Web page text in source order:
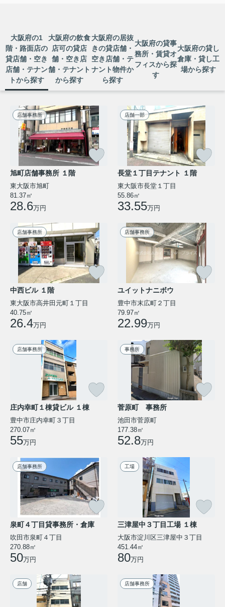
室向きの物件とそうでない物件があ
り、さらに店舗との違いも理解して
おかない...
2026.07.08
京都大阪でワークショップ教室開業
京都や大阪で、自分らしいワークシ
ョップ教室を開きたいと考える方は
年々増えています。その一方で、路
面店テナントを選ぶべきか、ビル上
階や商業施設内など別の立地にする
べきか、判断に迷う場面も多いので
はないで...
2026.07.07
京都大阪で少人数ワークショップ開
業？教室に向いているテナント...
京都や大阪で少人数制のワークショ
ップや教室を開きたいと考えた時、
どんなテナントが本当に向いている
のか、迷ってしまう方は少なくあり
ません。なんとなく広さや賃料だけ
で選んでしまうと、参加者同士が話
しづらか...
大阪府の1
階・路面店の
貸店舗・空き
店舗・テナン
トから探す
大阪府の飲食
店可の貸店
舗・空き店
舗・テナント
から探す
大阪府の居抜
きの貸店舗・
空き店舗・テ
ナント物件か
ら探す
大阪府の貸事
務所・賃貸オ
フィスから探
す
大阪府の貸し
倉庫・貸し工
場から探す
店舗事務所
旭町店舗事務所 １階
東大阪市旭町
81.37㎡
28.6万円
店舗一部
長堂１丁目テナント １階
東大阪市長堂１丁目
55.86㎡
33.55万円
店舗事務所
中西ビル １階
東大阪市高井田元町１丁目
40.75㎡
26.4万円
店舗事務所
ユイットナニボウ
豊中市末広町２丁目
79.97㎡
22.99万円
店舗事務所
庄内幸町１棟貸ビル １棟
豊中市庄内幸町３丁目
270.07㎡
55万円
事務所
菅原町 事務所
池田市菅原町
177.38㎡
52.8万円
店舗事務所
泉町４丁目貸事務所・倉庫
吹田市泉町４丁目
270.88㎡
50万円
工場
三津屋中３丁目工場 １棟
大阪市淀川区三津屋中３丁目
451.44㎡
80万円
店舗 店舗事務所